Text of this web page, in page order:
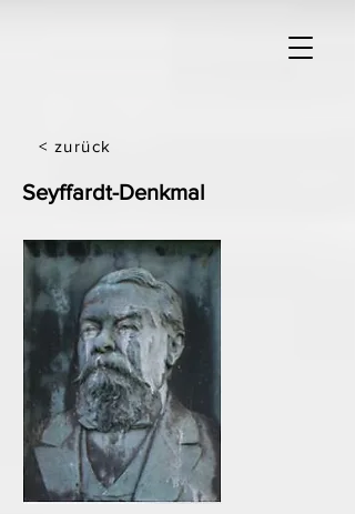
< zurück
Seyffardt-Denkmal